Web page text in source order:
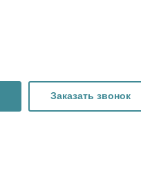
Заказать звонок